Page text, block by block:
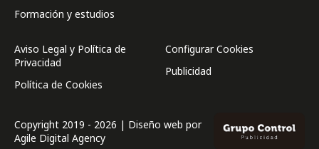
Formación y estudios
Aviso Legal y Política de
Privacidad
Política de Cookies
Configurar Cookies
Publicidad
Copyright 2019 - 2026 | Diseño web por
Agile Digital Agency